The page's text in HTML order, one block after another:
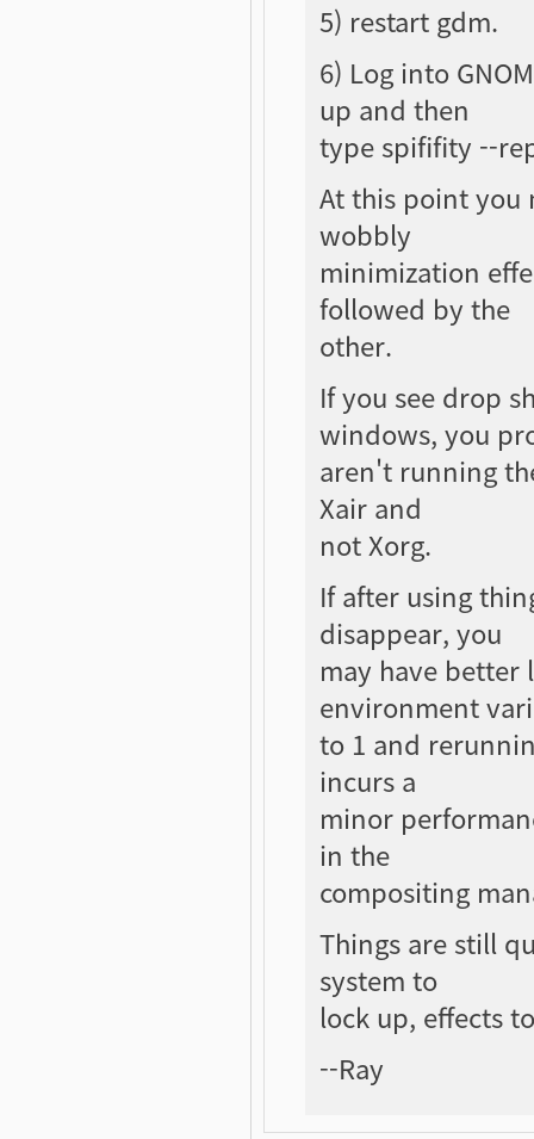
5) restart gdm.
6) Log into
up and then
type spififity --
At this point you
wobbly
minimization
followed by the
other.
If you see drop
windows, you
aren't running
Xair and
not Xorg.
If after using
disappear, you
may have better
environment
to 1 and
incurs a
minor
in the
compositing
Things are still
system to
lock up, effects
--Ray